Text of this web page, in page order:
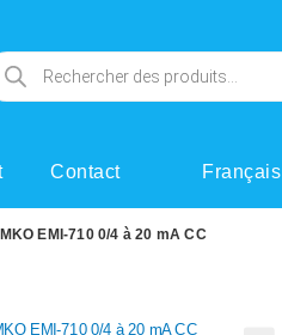
Contact Français
EMI-710 0/4 à 20 mA CC